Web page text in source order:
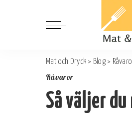
Mat och Dryck > Blog>
Råvaror
Så väljer